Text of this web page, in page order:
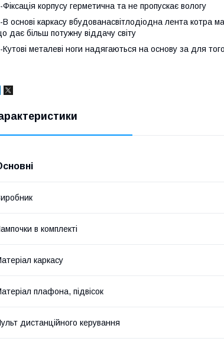
Фіксація корпусу герметична та не пропускає вологу
В основі каркасу вбудованасвітлодіодна лента котра
дає більш потужну віддачу світу
Кутові металеві ноги надягаються на основу за для
в комплекті
каркасу
плафона, підвісок
дистанційного керування